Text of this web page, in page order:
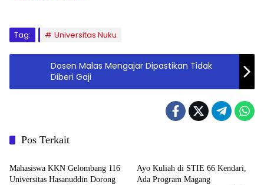
Tag: Universitas Nuku
Dosen Malas Mengajar Dipastikan Tidak
Diberi Gaji
Pos Terkait
Kampus
Mahasiswa KKN Gelombang 116
Universitas Hasanuddin Dorong
Ayo Kuliah di STIE 66 Kendari,
Ada Program Magang